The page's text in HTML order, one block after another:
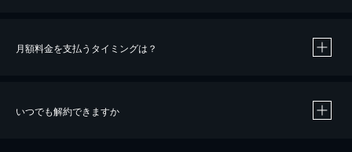
※40％ポイント還元の対象は、クレジットカード決済による作品の購入 / レンタルです。
月額料金を支払うタイミングは？
いつでも解約できますか